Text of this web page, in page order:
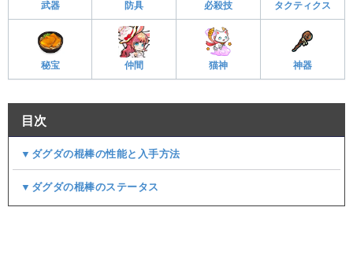
武器 防具 必殺技 タクティクス
秘宝 仲間 猫神 神器
目次
▼ダグダの棍棒の性能と入手方法
▼ダグダの棍棒のステータス